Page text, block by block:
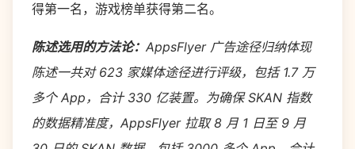
得第一名，游戏榜单获得第二名。
陈述选用的方法论： AppsFlyer 广告途径归纳体现
陈述一共对 623 家媒体途径进行评级，包括 1.7 万
多个 App，合计 330 亿装置。为确保 SKAN 指数
的数据精准度，AppsFlyer 拉取 8 月 1 日至 9 月